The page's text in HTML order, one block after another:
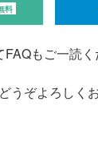
料
もご一読く
うぞよろしく